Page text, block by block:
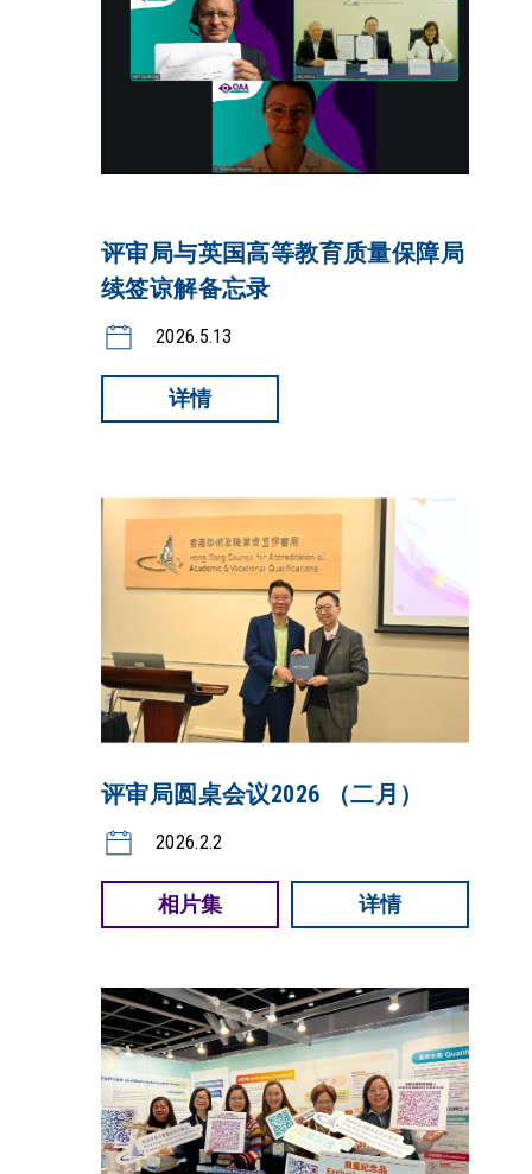
评审局与英国高等教育质量保障局
续签谅解备忘录
2026.5.13
详情
评审局圆桌会议2026 （二月）
2026.2.2
相片集 详情